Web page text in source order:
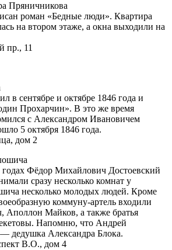
Пряничникова
роман «Бедные люди». Квартира
на втором этаже, а окна выходили на
пр., 11
в сентябре и октябре 1846 года и
Прохарчин». В это же время
с Александром Ивановичем
5 октября 1846 года.
дом 2
Фёдор Михайлович Достоевский
сразу несколько комнат у
несколько молодых людей. Кроме
коммуну-артель входили
Аполлон Майков, а также братья
Напомню, что Андрей
дедушка Александра Блока.
В.О., дом 4